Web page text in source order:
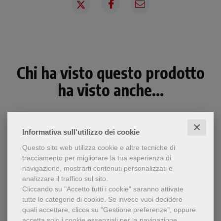
Informativa sull'utilizzo dei cookie ✕
Questo sito web utilizza cookie e altre tecniche di
tracciamento per migliorare la tua esperienza di
navigazione, mostrarti contenuti personalizzati e
analizzare il traffico sul sito.
Cliccando su "Accetto tutti i cookie" saranno attivate
tutte le categorie di cookie. Se invece vuoi decidere
quali accettare, clicca su "Gestione preferenze", oppure
Chi ha visto questo prodotto
ha visto anche...